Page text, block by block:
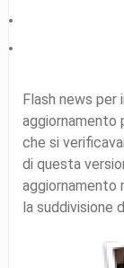
Flash news per
aggiornamento
che si
di questa
aggiornamento
la suddivisione di